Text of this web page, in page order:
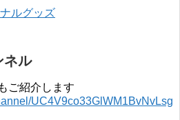
ルグッズ
ネル
ご紹介します
UC4V9co33GlWM1BvNvLsg